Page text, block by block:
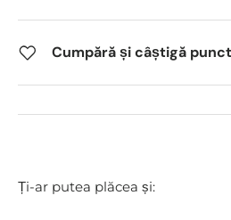
Cumpără și câștigă
Ți-ar putea plăcea și: